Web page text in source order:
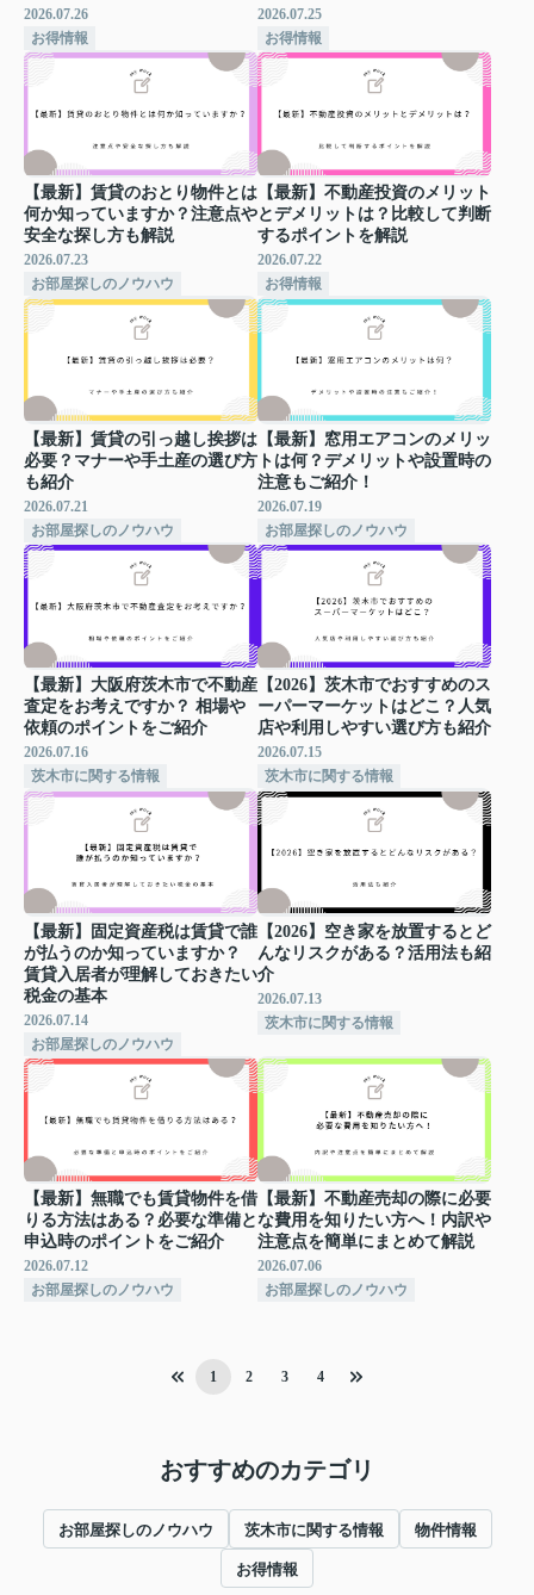
2026.07.26
お得情報
2026.07.25
お得情報
【最新】賃貸のおとり物件とは
何か知っていますか？注意点や
安全な探し方も解説
2026.07.23
お部屋探しのノウハウ
【最新】不動産投資のメリット
とデメリットは？比較して判断
するポイントを解説
2026.07.22
お得情報
【最新】賃貸の引っ越し挨拶は
必要？マナーや手土産の選び方
も紹介
2026.07.21
お部屋探しのノウハウ
【最新】窓用エアコンのメリッ
トは何？デメリットや設置時の
注意もご紹介！
2026.07.19
お部屋探しのノウハウ
【最新】大阪府茨木市で不動産
査定をお考えですか？ 相場や
依頼のポイントをご紹介
2026.07.16
茨木市に関する情報
【2026】茨木市でおすすめのス
ーパーマーケットはどこ？人気
店や利用しやすい選び方も紹介
2026.07.15
茨木市に関する情報
【最新】固定資産税は賃貸で誰
が払うのか知っていますか？
賃貸入居者が理解しておきたい
税金の基本
2026.07.14
お部屋探しのノウハウ
【2026】空き家を放置するとど
んなリスクがある？活用法も紹
介
2026.07.13
茨木市に関する情報
【最新】無職でも賃貸物件を借
りる方法はある？必要な準備と
申込時のポイントをご紹介
2026.07.12
お部屋探しのノウハウ
【最新】不動産売却の際に必要
な費用を知りたい方へ！内訳や
注意点を簡単にまとめて解説
2026.07.06
お部屋探しのノウハウ
1 2 3 4
おすすめのカテゴリ
お部屋探しのノウハウ 茨木市に関する情報 物件情報
お得情報